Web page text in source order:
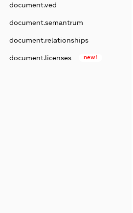
document.ved
document.semantrum
document.relationships
document.licenses new!